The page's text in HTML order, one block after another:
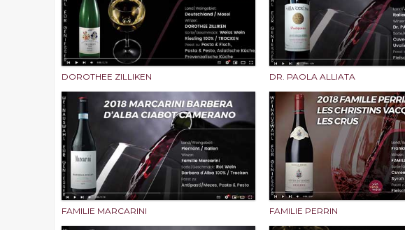
DOROTHEE ZILLIKEN DR. PAOLA ALLIATA
FAMILIE MARCARINI FAMILIE PERRIN